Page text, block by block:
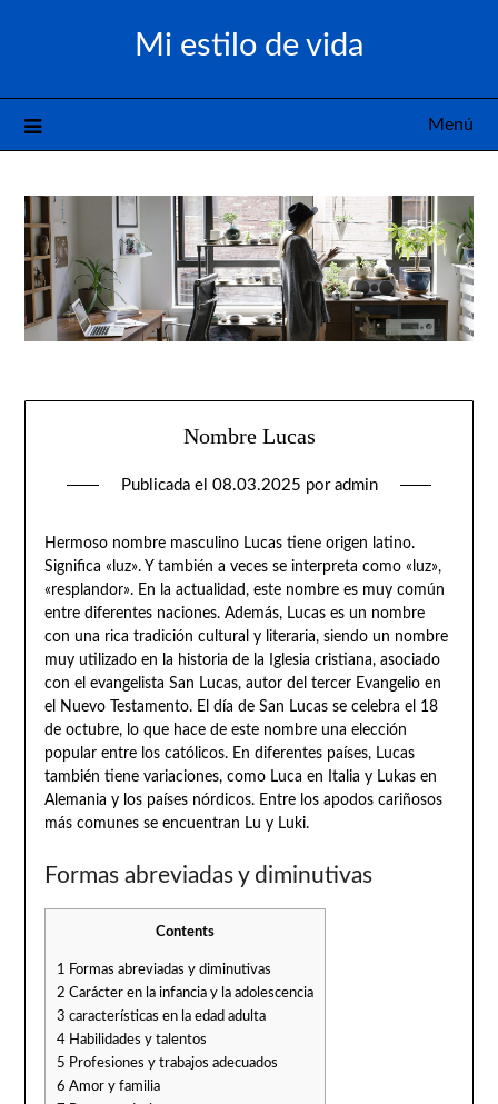
Mi estilo de vida
Menú
Nombre Lucas
Publicada el 08.03.2025 por admin
Hermoso nombre masculino Lucas tiene origen latino.
Significa «luz». Y también a veces se interpreta como «luz»,
«resplandor». En la actualidad, este nombre es muy común
entre diferentes naciones. Además, Lucas es un nombre
con una rica tradición cultural y literaria, siendo un nombre
muy utilizado en la historia de la Iglesia cristiana, asociado
con el evangelista San Lucas, autor del tercer Evangelio en
el Nuevo Testamento. El día de San Lucas se celebra el 18
de octubre, lo que hace de este nombre una elección
popular entre los católicos. En diferentes países, Lucas
también tiene variaciones, como Luca en Italia y Lukas en
Alemania y los países nórdicos. Entre los apodos cariñosos
más comunes se encuentran Lu y Luki.
Formas abreviadas y diminutivas
Contents
1 Formas abreviadas y diminutivas
2 Carácter en la infancia y la adolescencia
3 características en la edad adulta
4Habilidades y talentos
5 Profesiones y trabajos adecuados
6 Amor y familia